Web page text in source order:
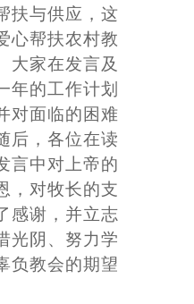
扶与供应，这
心帮扶农村教
大家在发言及
年的工作计划
对面临的困难
后，各位在读
言中对上帝的
，对牧长的支
感谢，并立志
光阴、努力学
负教会的期望